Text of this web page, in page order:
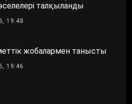
талқыланды
19:48
жобалармен танысты
19:46